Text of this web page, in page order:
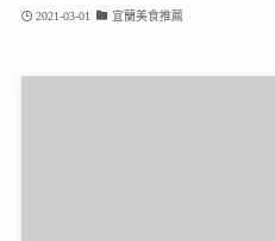
2021-03-01 宜蘭美食推薦